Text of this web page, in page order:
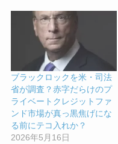
ブラックロックを米・司法
省が調査？赤字だらけのプ
ライベートクレジットファ
ンド市場が真っ黒焦げにな
る前にテコ入れか？
2026年5月16日